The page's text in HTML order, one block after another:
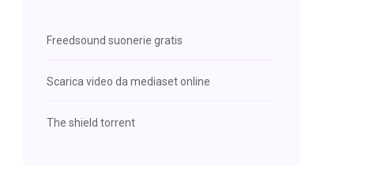
Freedsound suonerie gratis
Scarica video da mediaset online
The shield torrent